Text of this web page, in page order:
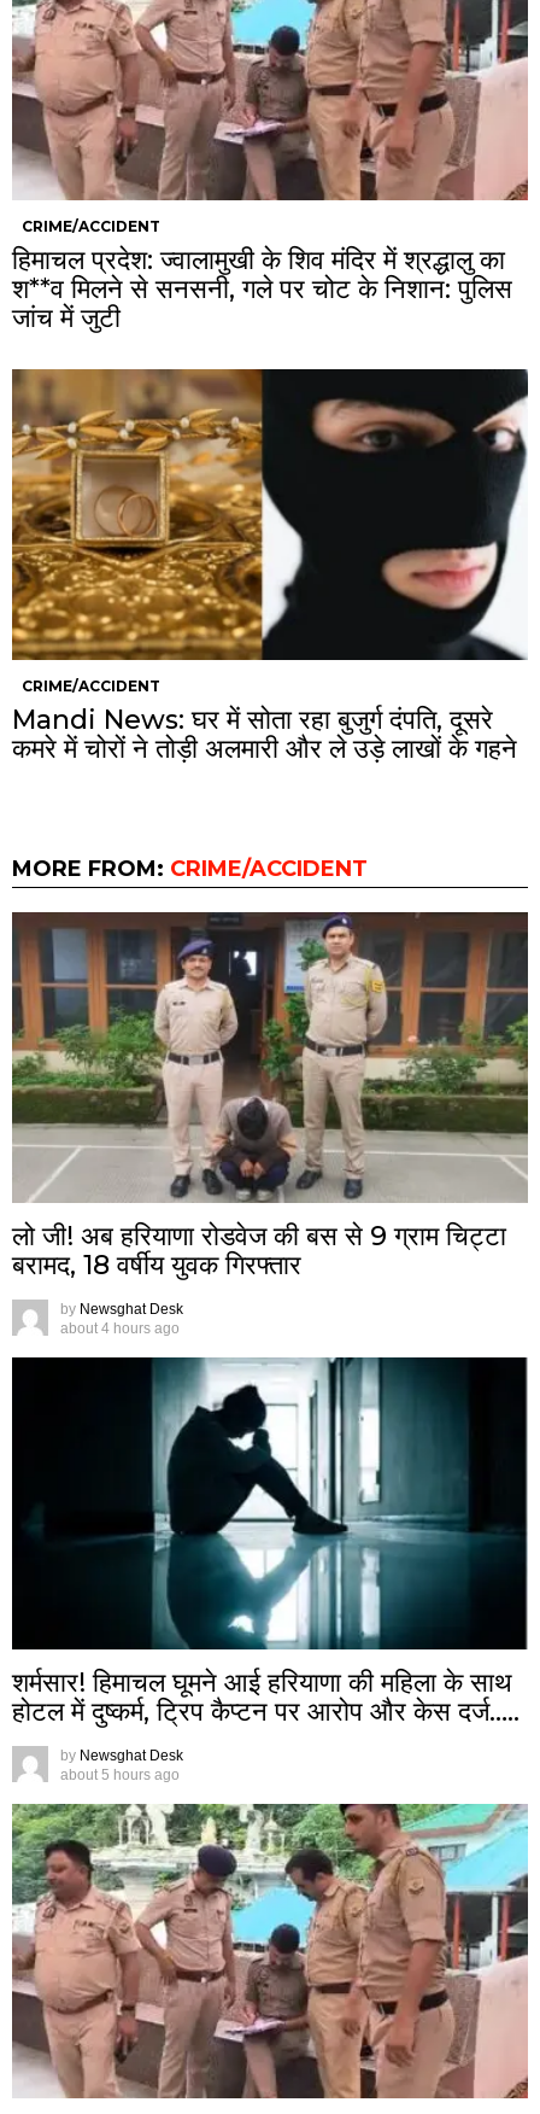
CRIME/ACCIDENT
हिमाचल प्रदेश: ज्वालामुखी के शिव मंदिर में श्रद्धालु का
श**व मिलने से सनसनी, गले पर चोट के निशान: पुलिस
जांच में जुटी
CRIME/ACCIDENT
Mandi News: घर में सोता रहा बुजुर्ग दंपति, दूसरे
कमरे में चोरों ने तोड़ी अलमारी और ले उड़े लाखों के गहने
MORE FROM: CRIME/ACCIDENT
लो जी! अब हरियाणा रोडवेज की बस से 9 ग्राम चिट्टा
बरामद, 18 वर्षीय युवक गिरफ्तार
by Newsghat Desk
about 4 hours ago
शर्मसार! हिमाचल घूमने आई हरियाणा की महिला के साथ
होटल में दुष्कर्म, ट्रिप कैप्टन पर आरोप और केस दर्ज…..
by Newsghat Desk
about 5 hours ago